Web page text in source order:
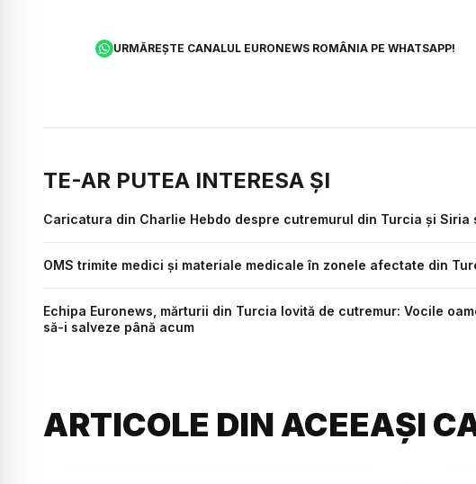
URMĂREȘTE CANALUL EURONEWS ROMÂNIA PE WHATSAPP!
TE-AR PUTEA INTERESA ȘI
Caricatura din Charlie Hebdo despre cutremurul din Turcia și Siria
OMS trimite medici şi materiale medicale în zonele afectate din
Echipa Euronews, mărturii din Turcia lovită de cutremur: Vocile
să-i salveze până acum
ARTICOLE DIN ACEEAȘI